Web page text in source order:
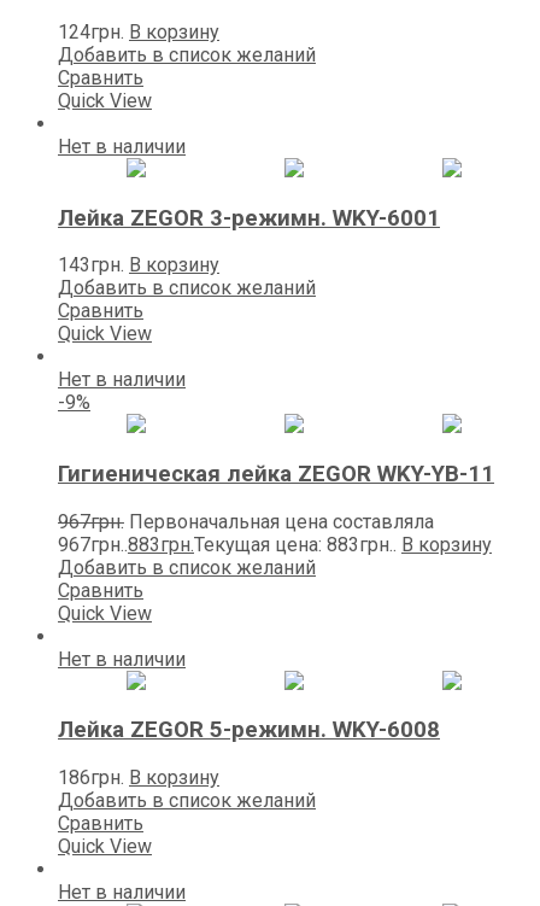
124грн. В корзину
Добавить в список желаний
Сравнить
Quick View
Нет в наличии
Лейка ZEGOR 3-режимн. WKY-6001
143грн. В корзину
Добавить в список желаний
Сравнить
Quick View
Нет в наличии
-9%
Гигиеническая лейка ZEGOR WKY-YB-11
967грн. Первоначальная цена составляла
967грн..883грн.Текущая цена: 883грн.. В корзину
Добавить в список желаний
Сравнить
Quick View
Нет в наличии
Лейка ZEGOR 5-режимн. WKY-6008
186грн. В корзину
Добавить в список желаний
Сравнить
Quick View
Нет в наличии